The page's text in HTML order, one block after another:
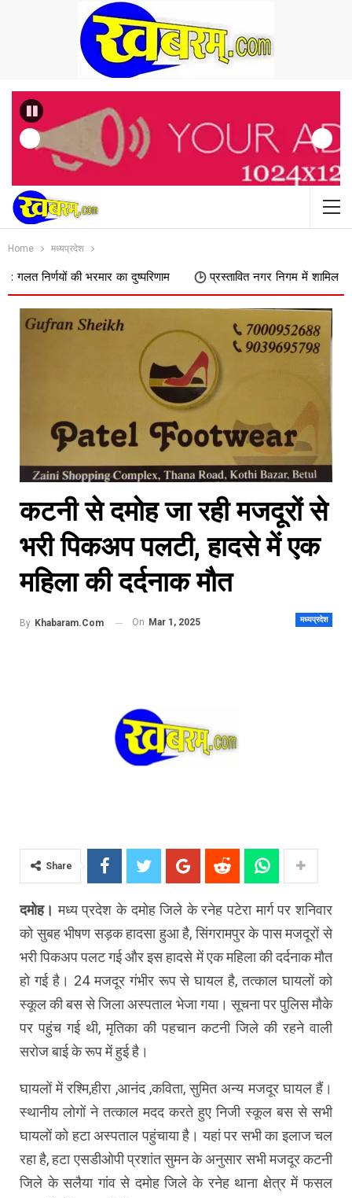
Previous
Home मध्यप्रदेश
की भरमार का दुष्परिणाम प्रस्तावित नगर निगम में शामिल किए जाने का
कटनी से दमोह जा रही मजदूरों से
भरी पिकअप पलटी, हादसे में एक
महिला की दर्दनाक मौत
मध्यप्रदेश
By Khabaram.Com On Mar 1, 2025
Share
दमोह।मध्य प्रदेश के दमोह जिले के रनेह पटेरा मार्ग पर शनिवार
को सुबह भीषण सड़क हादसा हुआ है, सिंगरामपुर के पास मजदूरों से
भरी पिकअप पलट गई और इस हादसे में एक महिला की दर्दनाक मौत
हो गई है। 24 मजदूर गंभीर रूप से घायल है, तत्काल घायलों को
स्कूल की बस से जिला अस्पताल भेजा गया। सूचना पर पुलिस मौके
पर पहुंच गई थी, मृतिका की पहचान कटनी जिले की रहने वाली
सरोज बाई के रूप में हुई है।
घायलों में रश्मि,हीरा ,आनंद ,कविता, सुमित अन्य मजदूर घायल हैं।
स्थानीय लोगों ने तत्काल मदद करते हुए निजी स्कूल बस से सभी
घायलों को हटा अस्पताल पहुंचाया है। यहां पर सभी का इलाज चल
रहा है, हटा एसडीओपी प्रशांत सुमन के अनुसार सभी मजदूर कटनी
जिले के सलैया गांव से दमोह जिले के रनेह थाना क्षेत्र में फसल